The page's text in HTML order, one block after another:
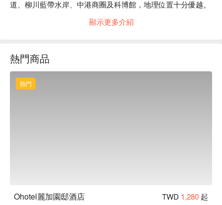
道、柳川藍帶水岸、中港商圈及科博館，地理位置十分優越。
貴氛圍，無論是商務出差，還是輕鬆旅行，都是放鬆休憩的理
麗加園邸酒店推薦：各式房型舒適寬敞，配有高級寢具設備，
優質採光營造靜謐感受。服務細緻貼心，帶來賓至如歸的體
驗，為您的旅程留下難忘回憶。
麗加園邸酒店優惠、麗加園邸酒店住宿方案、麗加園邸酒店休
顯示更多介紹
熱門商品
熱門
Ohotel麗加園邸酒店 TWD 1,280 起